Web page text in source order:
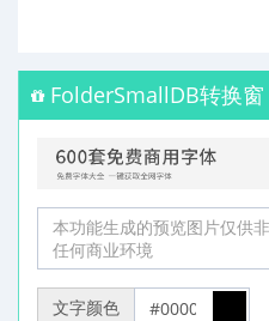
FolderSmallDB转换窗
文字颜色